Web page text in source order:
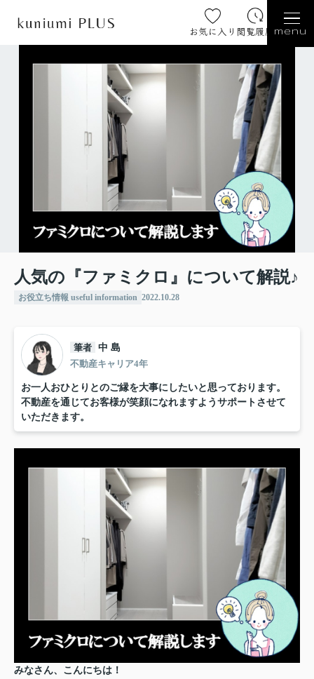
お気に入り 閲覧履歴 menu
人気の『ファミクロ』について解説♪
お役立ち情報 useful information 2022.10.28
筆者 中 島
不動産キャリア4年
お一人おひとりとのご縁を大事にしたいと思っております。
不動産を通じてお客様が笑顔になれますようサポートさせて
いただきます。
みなさん、こんにちは！